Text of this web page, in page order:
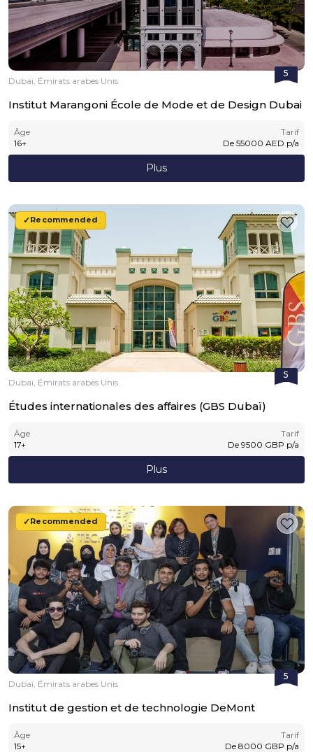
5
Dubaï, Émirats arabes Unis
Institut Marangoni École de Mode et de Design Dubai
Âge
16+
Tarif
De 55000 AED p/a
Plus
Recommended
5
Dubaï, Émirats arabes Unis
Études internationales des affaires (GBS Dubaï)
Âge
17+
Tarif
De 9500 GBP p/a
Plus
Recommended
5
Dubaï, Émirats arabes Unis
Institut de gestion et de technologie DeMont
Âge
15+
Tarif
De 8000 GBP p/a